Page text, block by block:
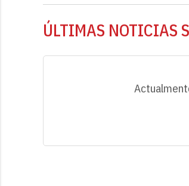
ÚLTIMAS NOTICIAS